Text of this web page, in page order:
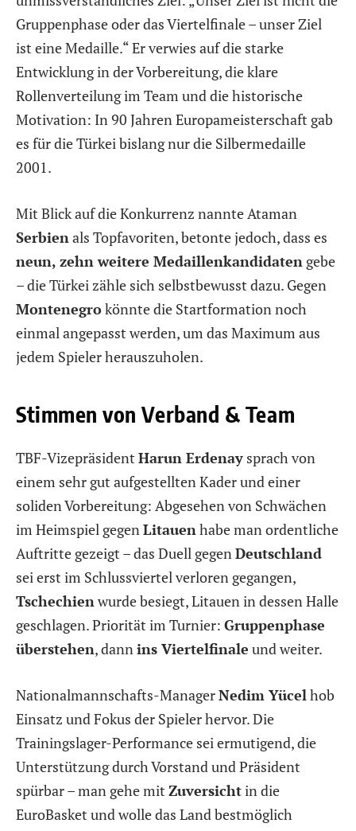
Gruppenphase oder das Viertelfinale – unser Ziel
ist eine Medaille.“ Er verwies auf die starke
Entwicklung in der Vorbereitung, die klare
Rollenverteilung im Team und die historische
Motivation: In 90 Jahren Europameisterschaft gab
es für die Türkei bislang nur die Silbermedaille
2001.
Mit Blick auf die Konkurrenz nannte Ataman
Serbienals Topfavoriten, betonte jedoch, dass es
neun, zehn weitere Medaillenkandidaten gebe
– die Türkei zähle sich selbstbewusst dazu. Gegen
Montenegrokönnte die Startformation noch
einmal angepasst werden, um das Maximum aus
jedem Spieler herauszuholen.
Stimmen von Verband & Team
TBF-Vizepräsident Harun Erdenay sprach von
einem sehr gut aufgestellten Kader und einer
soliden Vorbereitung: Abgesehen von Schwächen
im Heimspiel gegen Litauen habe man ordentliche
Auftritte gezeigt – das Duell gegen Deutschland
sei erst im Schlussviertel verloren gegangen,
Tschechien wurde besiegt, Litauen in dessen Halle
geschlagen. Priorität im Turnier: Gruppenphase
überstehen, dann ins Viertelfinale und weiter.
Nationalmannschafts-ManagerNedim Yücel hob
Einsatz und Fokus der Spieler hervor. Die
Trainingslager-Performance sei ermutigend, die
Unterstützung durch Vorstand und Präsident
spürbar – man gehe mit Zuversichtin die
EuroBasket und wolle das Land bestmöglich